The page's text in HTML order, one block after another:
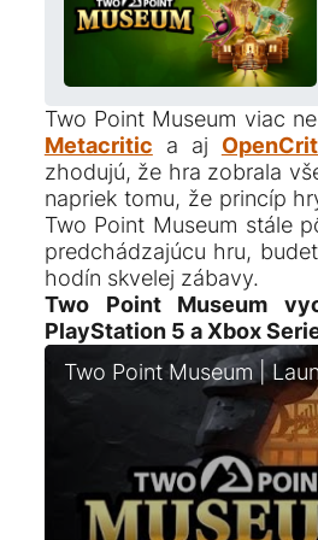
Two Point Museum viac
Metacritic a aj
zhodujú, že hra zobrala
napriek tomu, že princíp
Two Point Museum stále
predchádzajúcu hru,
hodín skvelej zábavy.
Two Point Museum
PlayStation 5 a Xbox
Two Point Museum |